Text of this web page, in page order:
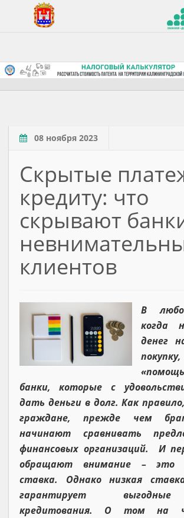
08 ноября 2023
Скрытые
кредиту: что
скрывают
клиентов
В
когда
денег
банки, которые с
дать деньги в долг. Как
граждане, прежде чем
начинают сравнивать
финансовых организаций. И
обращают внимание – это
ставка. Однако низкая
гарантирует
кредитования. О том на